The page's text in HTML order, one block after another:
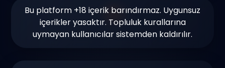
Bu platform +18 içerik barındırmaz. Uygunsuz
içerikler yasaktır. Topluluk kurallarına
uymayan kullanıcılar sistemden kaldırılır.